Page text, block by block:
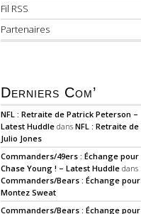
Fil RSS
Partenaires
Derniers Com’
NFL : Retraite de Patrick Peterson –
Latest Huddle dansNFL : Retraite de
Julio Jones
Commanders/49ers : Échange pour
Chase Young ! – Latest Huddle dans
Commanders/Bears : Échange pour
Montez Sweat
Commanders/Bears : Échange pour